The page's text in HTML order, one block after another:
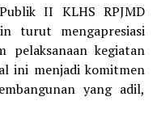
II KLHS RPJMD
turut mengapresiasi
pelaksanaan kegiatan
ini menjadi komitmen
yang adil,